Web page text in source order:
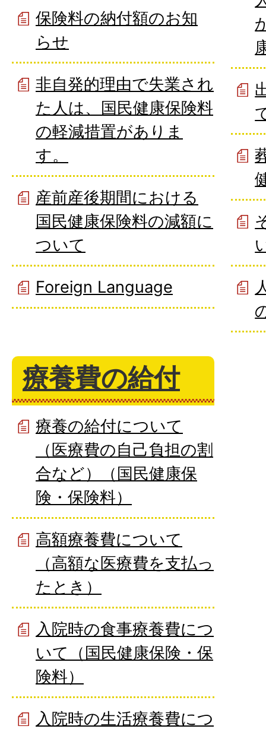
保険料の納付額のお知
らせ
非自発的理由で失業され
た人は、国民健康保険料
の軽減措置がありま
す。
産前産後期間における
国民健康保険料の減額に
ついて
Foreign Language
療養費の給付
療養の給付について
（医療費の自己負担の割
合など）（国民健康保
険・保険料）
高額療養費について
（高額な医療費を支払っ
たとき）
入院時の食事療養費につ
いて（国民健康保険・保
険料）
入院時の生活療養費につ